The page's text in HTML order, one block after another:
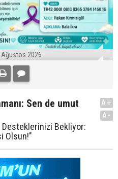
Ağustos 2026
Sen de umut
Desteklerinizi Bekliyor:
Olsun!"
A+
A-